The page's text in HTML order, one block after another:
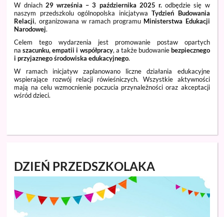
W dniach 29 września – 3 października 2025 r. odbędzie się w
naszym przedszkolu ogólnopolska inicjatywa Tydzień Budowania
Relacji, organizowana w ramach programu Ministerstwa Edukacji
Narodowej.
Celem tego wydarzenia jest promowanie postaw opartych
na szacunku, empatii i współpracy, a także budowanie bezpiecznego
i przyjaznego środowiska edukacyjnego.
W ramach inicjatyw zaplanowano liczne działania edukacyjne
wspierające rozwój relacji rówieśniczych. Wszystkie aktywności
mają na celu wzmocnienie poczucia przynależności oraz akceptacji
wśród dzieci.
DZIEŃ PRZEDSZKOLAKA